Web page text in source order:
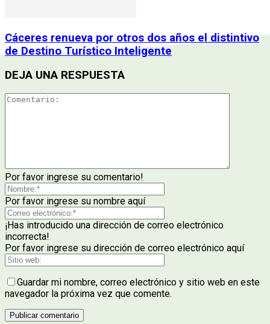
Cáceres renueva por otros dos años el distintivo
de Destino Turístico Inteligente
DEJA UNA RESPUESTA
Por favor ingrese su comentario!
Por favor ingrese su nombre aquí
¡Has introducido una dirección de correo electrónico
incorrecta!
Por favor ingrese su dirección de correo electrónico aquí
Guardar mi nombre, correo electrónico y sitio web en este
navegador la próxima vez que comente.